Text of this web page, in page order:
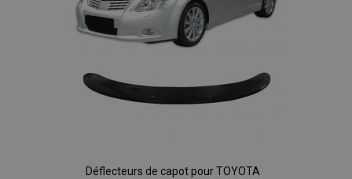
Déflecteurs de capot pour TOYOTA